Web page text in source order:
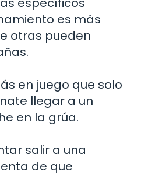
es más
otras pueden
en juego que solo
llegar a un
en la grúa.
salir a una
de que